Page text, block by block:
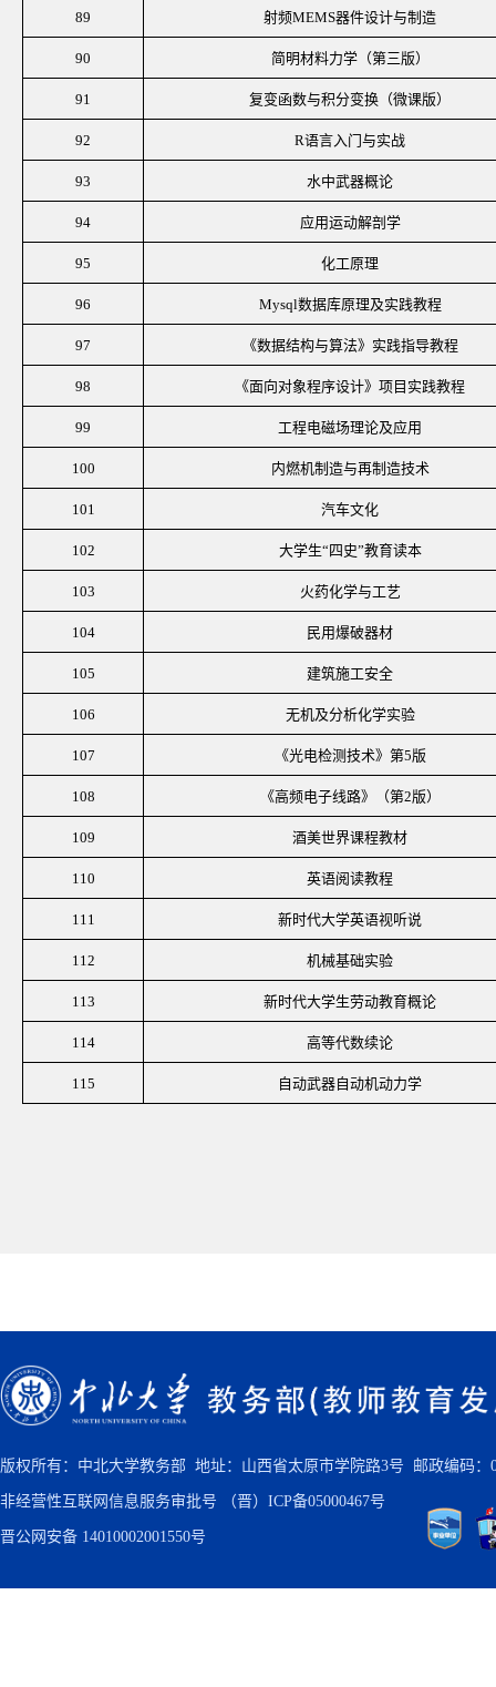
89 射频MEMS器件设计与制造
90 简明材料力学（第三版）
91 复变函数与积分变换（微课版）
92 R语言入门与实战
93 水中武器概论
94 应用运动解剖学
95 化工原理
96 Mysql数据库原理及实践教程
97 《数据结构与算法》实践指导教程
98 《面向对象程序设计》项目实践教程
99 工程电磁场理论及应用
100 内燃机制造与再制造技术
101 汽车文化
102 大学生“四史”教育读本
103 火药化学与工艺
104 民用爆破器材
105 建筑施工安全
106 无机及分析化学实验
107 《光电检测技术》第5版
108 《高频电子线路》（第2版）
109 酒美世界课程教材
110 英语阅读教程
111 新时代大学英语视听说
112 机械基础实验
113 新时代大学生劳动教育概论
114 高等代数续论
115 自动武器自动机动力学
版权所有：中北大学教务部 地址：山西省太原市学院路3号 邮政编码：
非经营性互联网信息服务审批号 （晋）ICP备05000467号
晋公网安备 14010002001550号